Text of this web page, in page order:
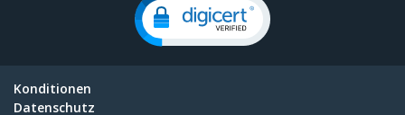
Konditionen
Datenschutz